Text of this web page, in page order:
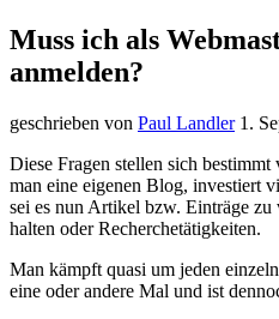
Muss ich als
anmelden?
geschrieben von Paul Landler 1.
Diese Fragen stellen sich
man eine eigenen Blog, investiert
sei es nun Artikel bzw. Einträge zu
halten oder Recherchetätigkeiten.
Man kämpft quasi um jeden
eine oder andere Mal und ist